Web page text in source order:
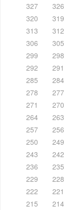
327
326
320
319
313
312
306
305
299
298
292
291
285
284
278
277
271
270
264
263
257
256
250
249
243
242
236
235
229
228
222
221
215
214